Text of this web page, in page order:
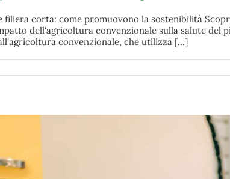
filiera corta: come promuovono la sostenibilità
dell'agricoltura convenzionale sulla salute del
convenzionale, che utilizza [...]